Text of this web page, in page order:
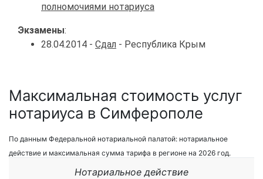
полномочиями нотариуса
Экзамены:
28.04.2014 - Сдал - Республика Крым
Максимальная стоимость услуг
нотариуса в Симферополе
По данным Федеральной нотариальной палатой: нотариальное
действие и максимальная сумма тарифа в регионе на 2026 год.
Нотариальное действие